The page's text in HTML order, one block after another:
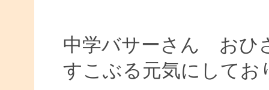
中学バサーさん おひ
すこぶる元気にしてお